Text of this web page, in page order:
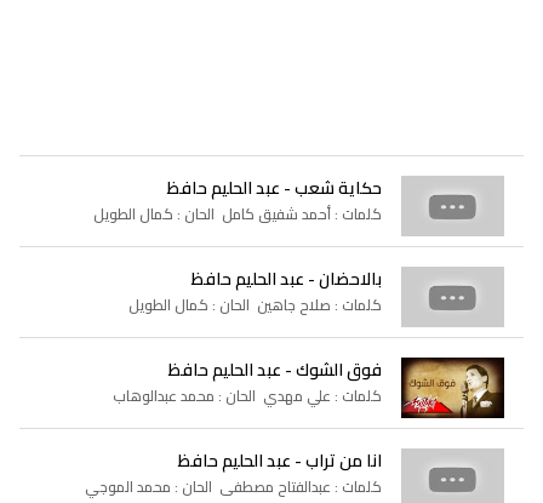
حكاية شعب - عبد الحليم حافظ
كلمات : أحمد شفيق كامل الحان : كمال الطويل
بالاحضان - عبد الحليم حافظ
كلمات : صلاح جاهين الحان : كمال الطويل
فوق الشوك - عبد الحليم حافظ
كلمات : علي مهدي الحان : محمد عبدالوهاب
انا من تراب - عبد الحليم حافظ
كلمات : عبدالفتاح مصطفى الحان : محمد الموجي